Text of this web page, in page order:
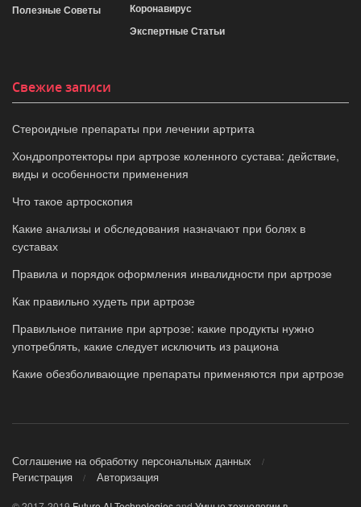
Полезные Советы
Коронавирус
Экспертные Статьи
Свежие записи
Стероидные препараты при лечении артрита
Хондропротекторы при артрозе коленного сустава: действие,
виды и особенности применения
Что такое артроскопия
Какие анализы и обследования назначают при болях в
суставах
Правила и порядок оформления инвалидности при артрозе
Как правильно худеть при артрозе
Правильное питание при артрозе: какие продукты нужно
употреблять, какие следует исключить из рациона
Какие обезболивающие препараты применяются при артрозе
Соглашение на обработку персональных данных
Регистрация
Авторизация